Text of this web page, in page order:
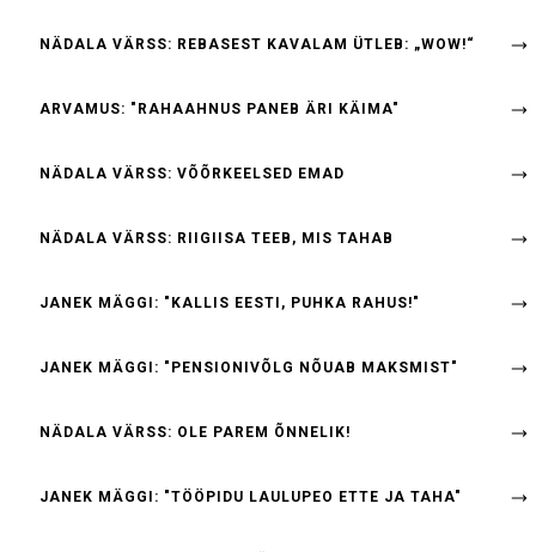
NÄDALA VÄRSS: REBASEST KAVALAM ÜTLEB: „WOW!“
ARVAMUS: "RAHAAHNUS PANEB ÄRI KÄIMA"
NÄDALA VÄRSS: VÕÕRKEELSED EMAD
NÄDALA VÄRSS: RIIGIISA TEEB, MIS TAHAB
JANEK MÄGGI: "KALLIS EESTI, PUHKA RAHUS!"
JANEK MÄGGI: "PENSIONIVÕLG NÕUAB MAKSMIST"
NÄDALA VÄRSS: OLE PAREM ÕNNELIK!
JANEK MÄGGI: "TÖÖPIDU LAULUPEO ETTE JA TAHA"